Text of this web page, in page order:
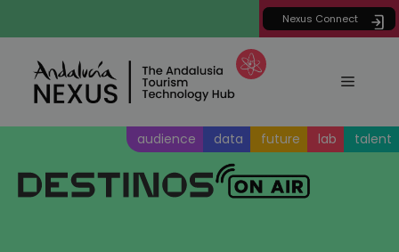
Nexus Connect
Menú
audience data future lab talent